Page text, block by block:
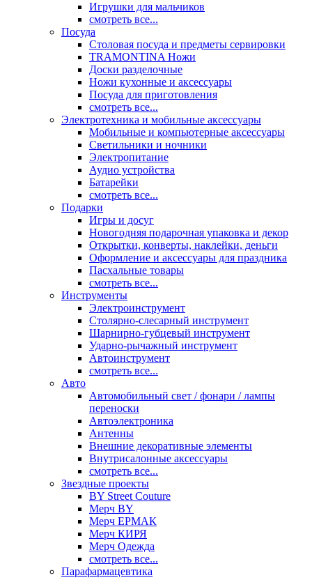
Игрушки для мальчиков
смотреть все...
Посуда
Столовая посуда и предметы сервировки
TRAMONTINA Ножи
Доски разделочные
Ножи кухонные и аксессуары
Посуда для приготовления
смотреть все...
Электротехника и мобильные аксессуары
Мобильные и компьютерные аксессуары
Светильники и ночники
Электропитание
Аудио устройства
Батарейки
смотреть все...
Подарки
Игры и досуг
Новогодняя подарочная упаковка и декор
Открытки, конверты, наклейки, деньги
Оформление и аксессуары для праздника
Пасхальные товары
смотреть все...
Инструменты
Электроинструмент
Столярно-слесарный инструмент
Шарнирно-губцевый инструмент
Ударно-рычажный инструмент
Автоинструмент
смотреть все...
Авто
Автомобильный свет / фонари / лампы
переноски
Автоэлектроника
Антенны
Внешние декоративные элементы
Внутрисалонные аксессуары
смотреть все...
Звездные проекты
BY Street Couture
Мерч BY
Мерч ЕРМАК
Мерч КИРЯ
Мерч Одежда
смотреть все...
Парафармацевтика